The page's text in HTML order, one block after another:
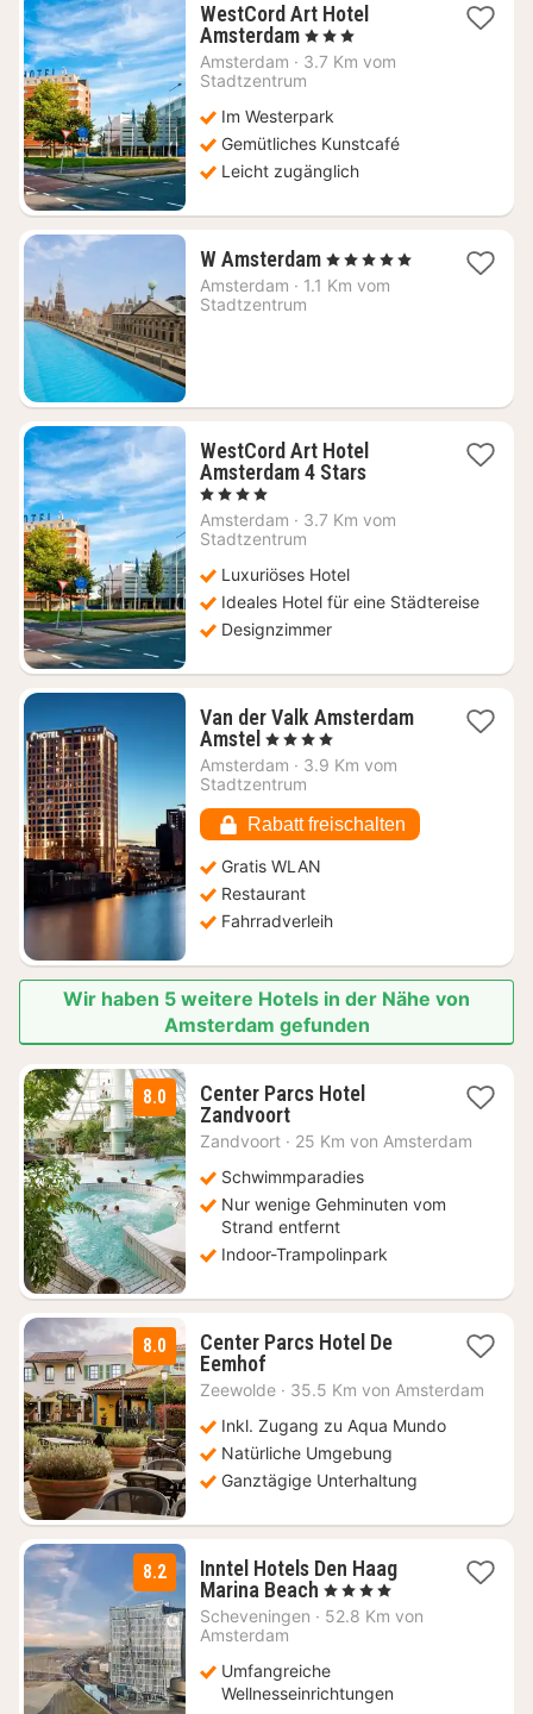
WestCord Art Hotel
Amsterdam1
Nacht
ab
€
, 3 Sterne
Amsterdam · 3.7 Km vom
Stadtzentrum
Im Westerpark
Gemütliches Kunstcafé
Leicht zugänglich
W Amsterdam1
Nacht
, 5 Sterne
Amsterdam · 1.1 Km vom
Stadtzentrum
WestCord Art Hotel
Amsterdam 4 Stars1
ab
, 4 Sterne
Amsterdam · 3.7 Km vom
Stadtzentrum
Luxuriöses Hotel
Ideales Hotel für eine Städtereise
Designzimmer
Van der Valk Amsterdam
Amstel 1
Nacht
ab
€
, 4 Sterne
Amsterdam · 3.9 Km vom
Stadtzentrum
Rabatt freischalten
Gratis WLAN
Restaurant
Fahrradverleih
Wir haben 5 weitere Hotels in der Nähe von
Amsterdam gefunden
8.0
Center Parcs Hotel
Zandvoort1
Nacht
139
€
Zandvoort · 25 Km von Amsterdam
Schwimmparadies
Nur wenige Gehminuten vom
Strand entfernt
Indoor-Trampolinpark
8.0
Center Parcs Hotel De
Eemhof1
Nacht
139
€
Zeewolde · 35.5 Km von Amsterdam
Inkl. Zugang zu Aqua Mundo
Natürliche Umgebung
Ganztägige Unterhaltung
8.2
Inntel Hotels Den Haag
Marina Beach 1
Nacht
€
, 4 Sterne
Scheveningen · 52.8 Km von
Amsterdam
Umfangreiche
Wellnesseinrichtungen